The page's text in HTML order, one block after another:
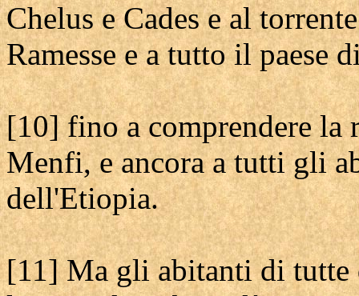
Chelus e Cades e al
Ramesse e a tutto il paese
[10] fino a comprendere la
Menfi, e ancora a tutti gli
dell'Etiopia.
[11] Ma gli abitanti di tutte